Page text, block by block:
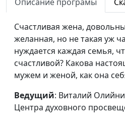
узнать свою
половинку? (вторая
часть)
Суженый, суженая: как
узнать свою
половинку? (первая
часть)
Счастливая жена,
желанная, но не такая уж
нуждается каждая семья,
счастливой? Какова
мужем и женой, как она
Ведущий: Виталий
Центра духовного